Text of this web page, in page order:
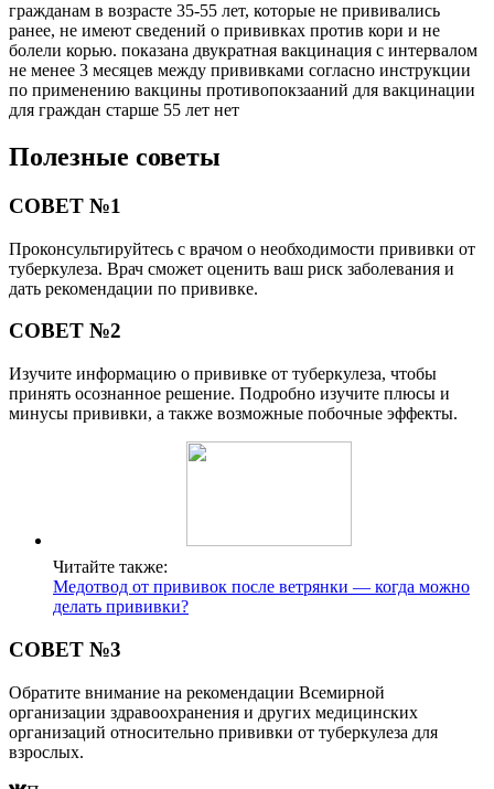
гражданам в возрасте 35-55 лет, которые не прививались
ранее, не имеют сведений о прививках против кори и не
болели корью. показана двукратная вакцинация с интервалом
не менее 3 месяцев между прививками согласно инструкции
по применению вакцины противопокзааний для вакцинации
для граждан старше 55 лет нет
Полезные советы
СОВЕТ №1
Проконсультируйтесь с врачом о необходимости прививки от
туберкулеза. Врач сможет оценить ваш риск заболевания и
дать рекомендации по прививке.
СОВЕТ №2
Изучите информацию о прививке от туберкулеза, чтобы
принять осознанное решение. Подробно изучите плюсы и
минусы прививки, а также возможные побочные эффекты.
Читайте также:
Медотвод от прививок после ветрянки — когда можно
делать прививки?
СОВЕТ №3
Обратите внимание на рекомендации Всемирной
организации здравоохранения и других медицинских
организаций относительно прививки от туберкулеза для
взрослых.